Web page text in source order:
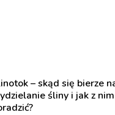
– skąd się bierze
śliny i jak z